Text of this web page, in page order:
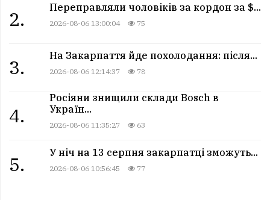
2.
Переправляли чоловіків за кордон за $...
2026-08-06 13:00:04 75
3.
На Закарпаття йде похолодання: після...
2026-08-06 12:14:37 78
4.
Росіяни знищили склади Bosch в
Україн...
2026-08-06 11:35:27 63
5.
У ніч на 13 серпня закарпатці зможуть...
2026-08-06 10:56:45 77